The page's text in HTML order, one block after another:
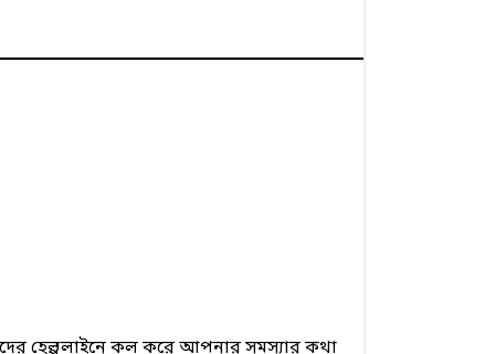
হেল্পলাইনে কল করে আপনার সমস্যার কথা